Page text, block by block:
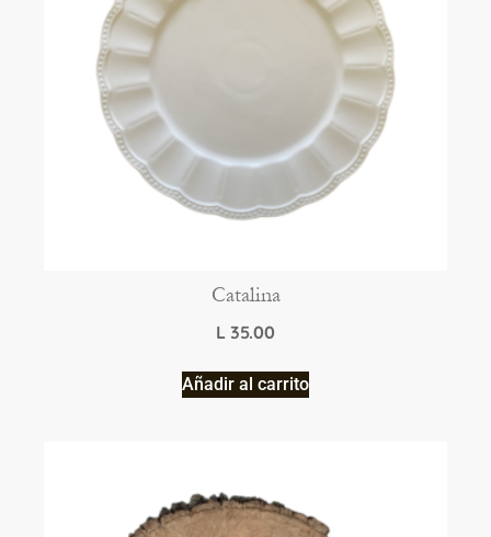
Catalina
L 35.00
Añadir al carrito